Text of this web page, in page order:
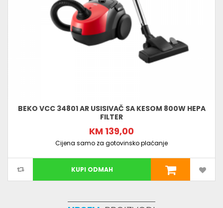
BEKO VCC 34801 AR USISIVAČ SA KESOM 800W HEPA
FILTER
KM 139,00
Cijena samo za gotovinsko plaćanje
KUPI ODMAH